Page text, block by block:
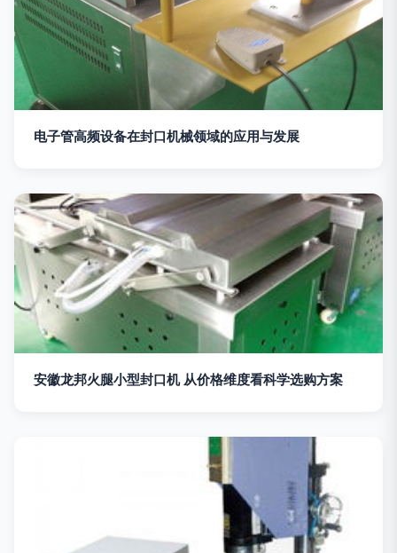
电子管高频设备在封口机械领域的应用与发展
安徽龙邦火腿小型封口机 从价格维度看科学选购方案